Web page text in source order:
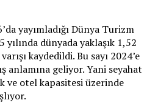
yayımladığı Dünya Turizm
dünyada yaklaşık 1,52
kaydedildi. Bu sayı 2024’e
anlamına geliyor. Yani seyahat
ve otel kapasitesi üzerinde